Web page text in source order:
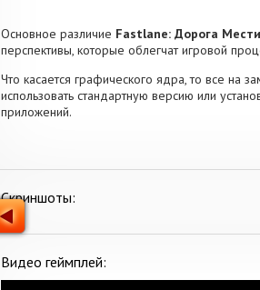
Основное различие Fastlane: Дорога
перспективы, которые облегчат игровой
Что касается графического ядра, то все на
использовать стандартную версию или
приложений.
Скриншоты:
Видео геймплей: